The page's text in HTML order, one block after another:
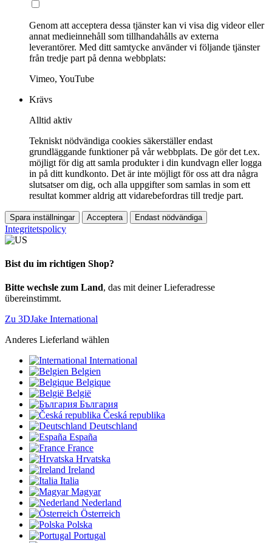
Genom att acceptera dessa tjänster kan vi visa dig videor eller
annat medieinnehåll som tillhandahålls av externa
leverantörer. Med ditt samtycke använder vi följande tjänster
från tredje part på denna webbplats:
Vimeo, YouTube
Krävs
Alltid aktiv
Tekniskt nödvändiga cookies säkerställer endast
grundläggande funktioner på vår webbplats. De gör det t.ex.
möjligt för dig att samla produkter i din kundvagn eller logga
in på ditt kundkonto. Det är inte möjligt för oss att dra några
slutsatser om dig, och alla uppgifter som samlas in som ett
resultat kommer aldrig att vidarebefordras till tredje part.
Spara inställningar Acceptera Endast nödvändiga
Integritetspolicy
Bist du im richtigen Shop?
Bitte wechsle zum Land, das mit deiner Lieferadresse
übereinstimmt.
Zu 3DJake International
Anderes Lieferland wählen
International
Belgien
Belgique
België
България
Česká republika
Deutschland
España
France
Hrvatska
Ireland
Italia
Magyar
Nederland
Österreich
Polska
Portugal